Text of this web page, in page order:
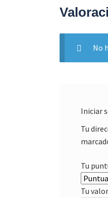
No
Iniciar
Tu
Tu
Tu